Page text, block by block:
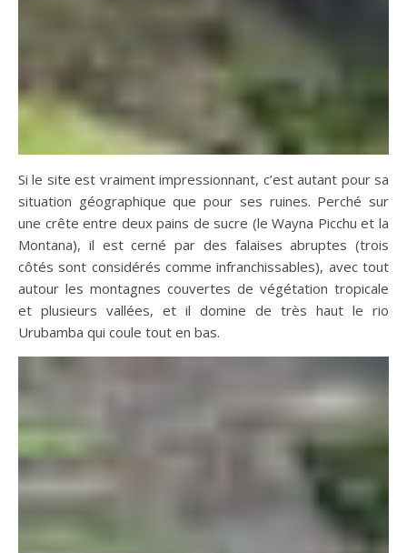
Si le site est vraiment impressionnant, c’est autant pour sa
situation géographique que pour ses ruines. Perché sur
une crête entre deux pains de sucre (le Wayna Picchu et la
Montana), il est cerné par des falaises abruptes (trois
côtés sont considérés comme infranchissables), avec tout
autour les montagnes couvertes de végétation tropicale
et plusieurs vallées, et il domine de très haut le rio
Urubamba qui coule tout en bas.